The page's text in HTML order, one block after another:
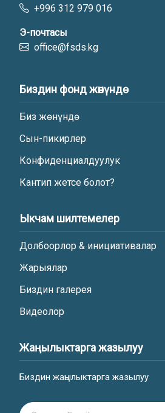
+996 312 979 016
Э-почтасы
office@fsds.kg
Биздин фонд жөнүндө
Биз жөнүндө
Сын-пикирлер
Конфиденциалдуулук
Кантип жетсе болот?
Ыкчам шилтемелер
Долбоорлор & инициативалар
Жарыялар
Биздин галерея
Видеолор
Жаңылыктарга жазылуу
Биздин жаңылыктарга жазылуу